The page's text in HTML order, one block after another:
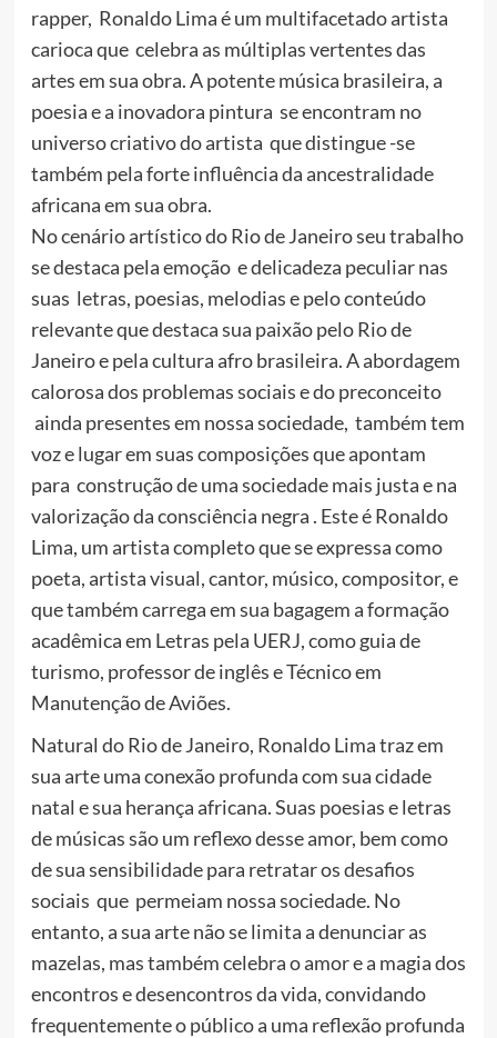
rapper, Ronaldo Lima é um multifacetado artista
carioca que celebra as múltiplas vertentes das
artes em sua obra. A potente música brasileira, a
poesia e a inovadora pintura se encontram no
universo criativo do artista que distingue -se
também pela forte influência da ancestralidade
africana em sua obra.
No cenário artístico do Rio de Janeiro seu trabalho
se destaca pela emoção e delicadeza peculiar nas
suas letras, poesias, melodias e pelo conteúdo
relevante que destaca sua paixão pelo Rio de
Janeiro e pela cultura afro brasileira. A abordagem
calorosa dos problemas sociais e do preconceito
ainda presentes em nossa sociedade, também tem
voz e lugar em suas composições que apontam
para construção de uma sociedade mais justa e na
valorização da consciência negra . Este é Ronaldo
Lima, um artista completo que se expressa como
poeta, artista visual, cantor, músico, compositor, e
que também carrega em sua bagagem a formação
acadêmica em Letras pela UERJ, como guia de
turismo, professor de inglês e Técnico em
Manutenção de Aviões.
Natural do Rio de Janeiro, Ronaldo Lima traz em
sua arte uma conexão profunda com sua cidade
natal e sua herança africana. Suas poesias e letras
de músicas são um reflexo desse amor, bem como
de sua sensibilidade para retratar os desafios
sociais que permeiam nossa sociedade. No
entanto, a sua arte não se limita a denunciar as
mazelas, mas também celebra o amor e a magia dos
encontros e desencontros da vida, convidando
frequentemente o público a uma reflexão profunda